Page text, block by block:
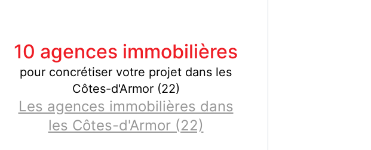
10 agences immobilières
pour concrétiser votre projet dans les
Côtes-d'Armor (22)
Les agences immobilières dans
les Côtes-d'Armor (22)